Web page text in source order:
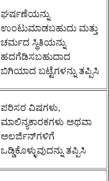
ಘರ್ಷಣೆಯನ್ನು
ಉಂಟುಮಾಡಬಹುದು ಮತ್ತು
ಚರ್ಮದ ಸ್ಥಿತಿಯನ್ನು
ಹದಗೆಡಿಸಬಹುದಾದ
ಬಿಗಿಯಾದ ಬಟ್ಟೆಗಳನ್ನು ತಪ್ಪಿಸಿ
ಪರಿಸರ ವಿಷಗಳು,
ಮಾಲಿನ್ಯಕಾರಕಗಳು ಅಥವಾ
ಅಲರ್ಜಿನ್‌ಗಳಿಗೆ
ಒಡ್ಡಿಕೊಳ್ಳುವುದನ್ನು ತಪ್ಪಿಸಿ